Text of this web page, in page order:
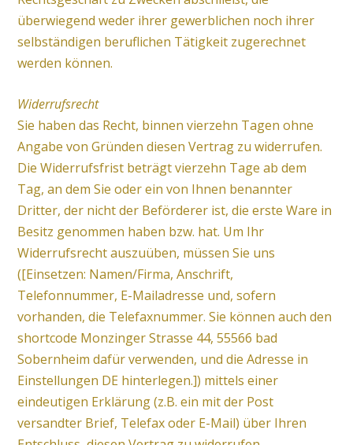
überwiegend weder ihrer gewerblichen noch ihrer
selbständigen beruflichen Tätigkeit zugerechnet
werden können.
Widerrufsrecht
Sie haben das Recht, binnen vierzehn Tagen ohne
Angabe von Gründen diesen Vertrag zu widerrufen.
Die Widerrufsfrist beträgt vierzehn Tage ab dem
Tag, an dem Sie oder ein von Ihnen benannter
Dritter, der nicht der Beförderer ist, die erste Ware in
Besitz genommen haben bzw. hat. Um Ihr
Widerrufsrecht auszuüben, müssen Sie uns
([Einsetzen: Namen/Firma, Anschrift,
Telefonnummer, E-Mailadresse und, sofern
vorhanden, die Telefaxnummer. Sie können auch den
shortcode Monzinger Strasse 44, 55566 bad
Sobernheim dafür verwenden, und die Adresse in
Einstellungen DE hinterlegen.]) mittels einer
eindeutigen Erklärung (z.B. ein mit der Post
versandter Brief, Telefax oder E-Mail) über Ihren